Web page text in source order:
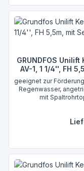
GRUNDFOS
AV-1, 1 1/4'', FH
geeignet zur
Regenwasser,
mit